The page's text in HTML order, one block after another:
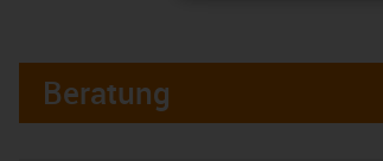
Beratung